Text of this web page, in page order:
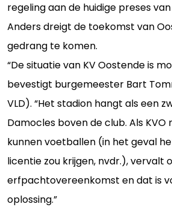
regeling aan de huidige preses
Anders dreigt de toekomst van
gedrang te komen.
“De situatie van KV Oostende is
bevestigt burgemeester Bart
VLD). “Het stadion hangt als een
Damocles boven de club. Als KVO
kunnen voetballen (in het geval
licentie zou krijgen, nvdr.), vervalt
erfpachtovereenkomst en dat is
oplossing.”